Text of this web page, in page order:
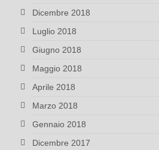
Dicembre 2018
Luglio 2018
Giugno 2018
Maggio 2018
Aprile 2018
Marzo 2018
Gennaio 2018
Dicembre 2017